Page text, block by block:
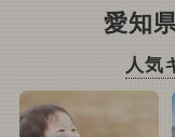
愛知
人気